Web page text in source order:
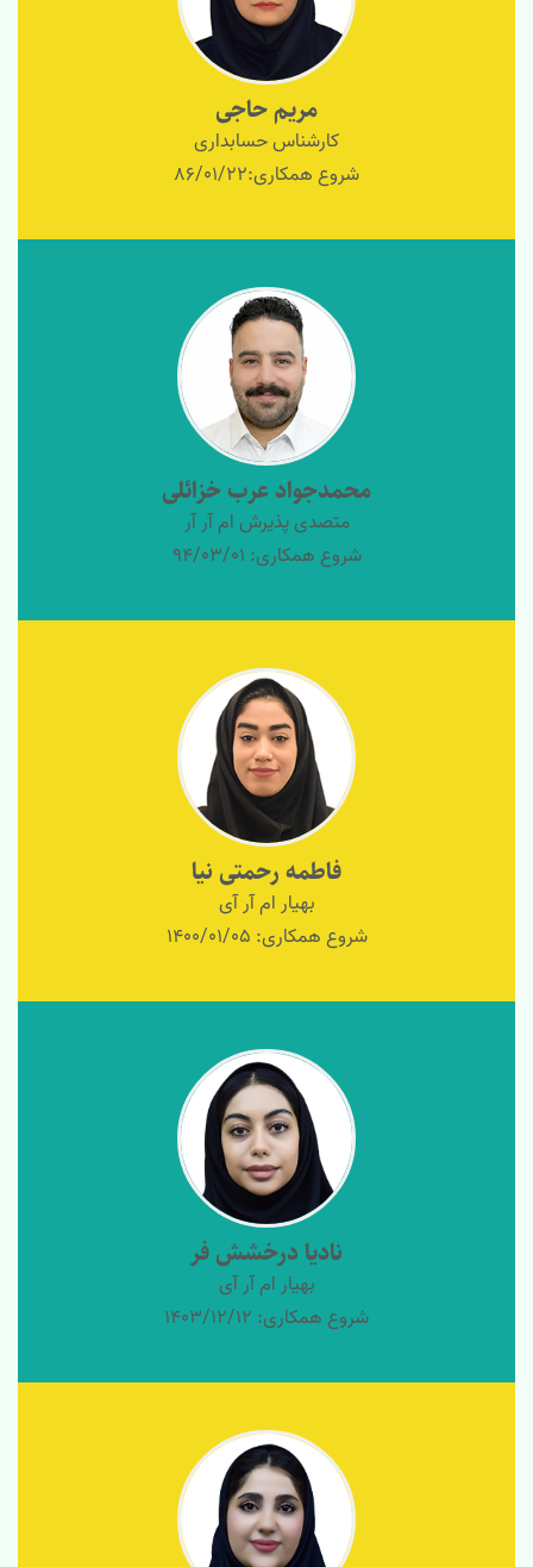
مریم حاجی
کارشناس حسابداری
شروع همکاری:86/01/22
محمدجواد عرب خزائلی
متصدی پذیرش ام آر آر
شروع همکاری: 94/03/01
فاطمه رحمتی نیا
بهیار ام آر آی
شروع همکاری: 1400/01/05
نادیا درخشش فر
بهیار ام آر آی
شروع همکاری: 1403/12/12